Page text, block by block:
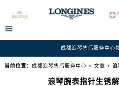

成都浪琴售后服务中心
当前位置： 成都浪琴售后服务中心 > 文章 > 浪
浪琴腕表指针生锈